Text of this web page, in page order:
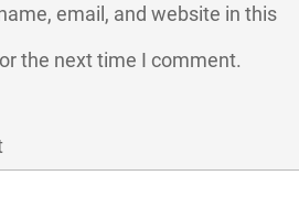
email, and website in this
the next time I comment.